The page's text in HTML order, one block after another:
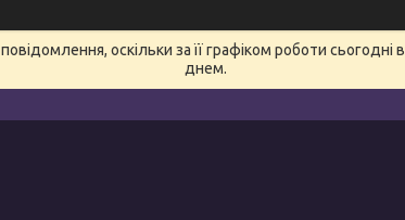
оскільки за її графіком роботи
днем.